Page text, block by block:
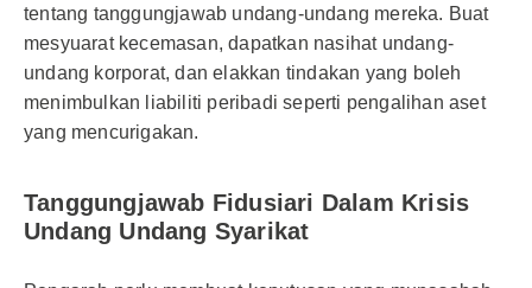
tentang tanggungjawab undang-undang mereka. Buat
mesyuarat kecemasan, dapatkan nasihat undang-
undang korporat, dan elakkan tindakan yang boleh
menimbulkan liabiliti peribadi seperti pengalihan aset
yang mencurigakan.
Tanggungjawab Fidusiari Dalam Krisis
Undang Undang Syarikat